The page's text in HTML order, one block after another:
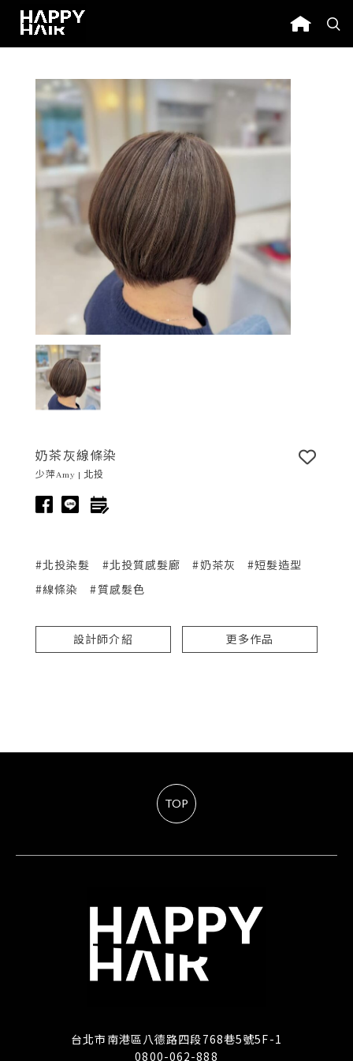
奶茶灰線條染
少萍Amy | 北投
#北投染髮 #北投質感髮廊 #奶茶灰
#短髮造型
#線條染
#質感髮色
設計師介紹 更多作品
TOP
台北市南港區八德路四段768巷5號5F-1
0800-062-888